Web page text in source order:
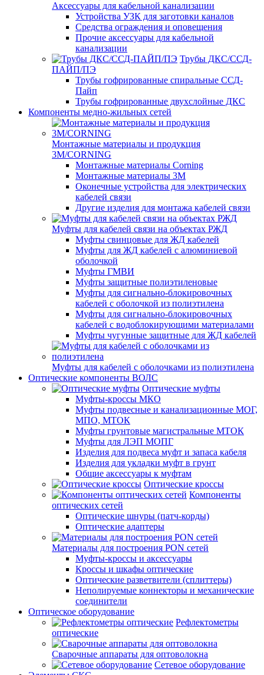
Аксессуары для кабельной канализации
Устройства УЗК для заготовки каналов
Средства ограждения и оповещения
Прочие аксессуары для кабельной
канализации
Трубы ДКС/ССД-
ПАЙП/ПЭ
Трубы гофрированные спиральные ССД-
Пайп
Трубы гофрированные двухслойные ДКС
Компоненты медно-жильных сетей
Монтажные материалы и продукция
3M/CORNING
Монтажные материалы Corning
Монтажные материалы 3M
Оконечные устройства для электрических
кабелей связи
Другие изделия для монтажа кабелей связи
Муфты для кабелей связи на объектах РЖД
Муфты свинцовые для ЖД кабелей
Муфты для ЖД кабелей с алюминиевой
оболочкой
Муфты ГМВИ
Муфты защитные полиэтиленовые
Муфты для сигнально-блокировочных
кабелей с оболочкой из полиэтилена
Муфты для сигнально-блокировочных
кабелей с водоблокирующими материалами
Муфты чугунные защитные для ЖД кабелей
Муфты для кабелей с оболочками из полиэтилена
Оптические компоненты ВОЛС
Оптические муфты
Муфты-кроссы МКО
Муфты подвесные и канализационные МОГ,
МПО, МТОК
Муфты грунтовые магистральные МТОК
Муфты для ЛЭП МОПГ
Изделия для подвеса муфт и запаса кабеля
Изделия для укладки муфт в грунт
Общие аксессуары к муфтам
Оптические кроссы
Компоненты
оптических сетей
Оптические шнуры (патч-корды)
Оптические адаптеры
Материалы для построения PON сетей
Муфты-кроссы и аксессуары
Кроссы и шкафы оптические
Оптические разветвители (сплиттеры)
Неполируемые коннекторы и механические
соединители
Оптическое оборудование
Рефлектометры
оптические
Сварочные аппараты для оптоволокна
Сетевое оборудование